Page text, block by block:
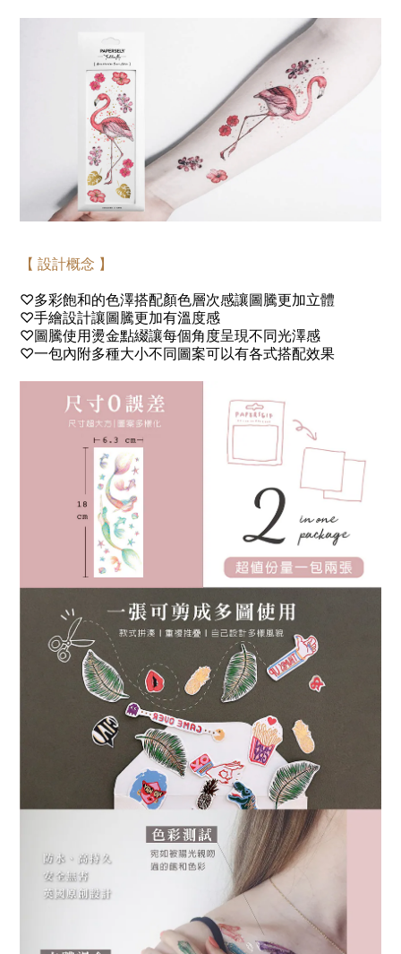
【 設計概念 】
♡多彩飽和的色澤搭配顏色層次感讓圖騰更加立體
♡手繪設計讓圖騰更加有溫度感
♡圖騰使用燙金點綴讓每個角度呈現不同光澤感
♡一包內附多種大小不同圖案可以有各式搭配效果